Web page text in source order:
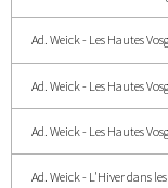
Ad. Weick - Les Hautes
Ad. Weick - Les Hautes
Ad. Weick - Les Hautes
Ad. Weick - L'Hiver dans